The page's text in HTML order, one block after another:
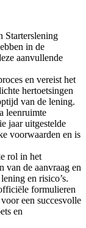
Starterslening
in de
aanvullende
en vereist het
hertoetsingen
van de lening.
leenruimte
jaar uitgestelde
voorwaarden en is
rol in het
van de aanvraag en
en risico’s.
formulieren
een succesvolle
en